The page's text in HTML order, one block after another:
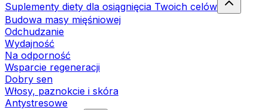
Suplementy diety dla osiągnięcia Twoich celów
Budowa masy mięśniowej
Odchudzanie
Wydajność
Na odporność
Wsparcie regeneracji
Dobry sen
Włosy, paznokcie i skóra
Antystresowe